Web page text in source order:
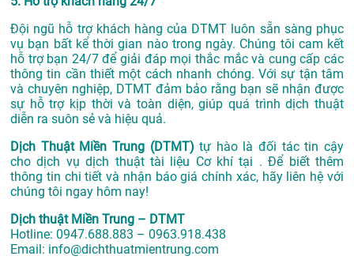
Đội ngũ hỗ trợ khách hàng của DTMT luôn sẵn sàng phục
vụ bạn bất kể thời gian nào trong ngày. Chúng tôi cam kết
hỗ trợ bạn 24/7 để giải đáp mọi thắc mắc và cung cấp các
thông tin cần thiết một cách nhanh chóng. Với sự tận tâm
và chuyên nghiệp, DTMT đảm bảo rằng bạn sẽ nhận được
sự hỗ trợ kịp thời và toàn diện, giúp quá trình dịch thuật
diễn ra suôn sẻ và hiệu quả.
Dịch Thuật Miền Trung (DTMT) tự hào là đối tác tin cậy
cho dịch vụ dịch thuật tài liệu Cơ khí tại . Để biết thêm
thông tin chi tiết và nhận báo giá chính xác, hãy liên hệ với
chúng tôi ngay hôm nay!
Dịch thuật Miền Trung – DTMT
Hotline: 0947.688.883 – 0963.918.438
Email: info@dichthuatmientrung.com